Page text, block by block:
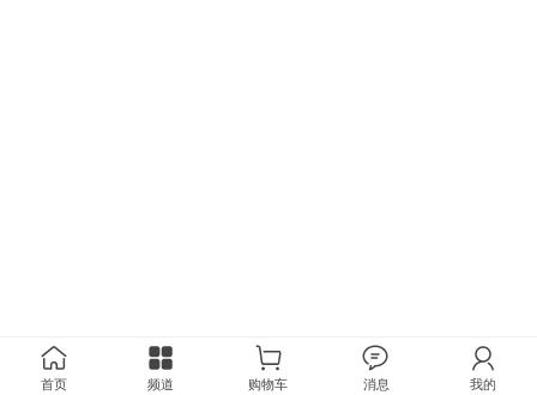
首页 频道 购物车 消息 我的